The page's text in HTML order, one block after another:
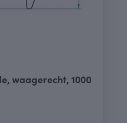
waagerecht, 1000